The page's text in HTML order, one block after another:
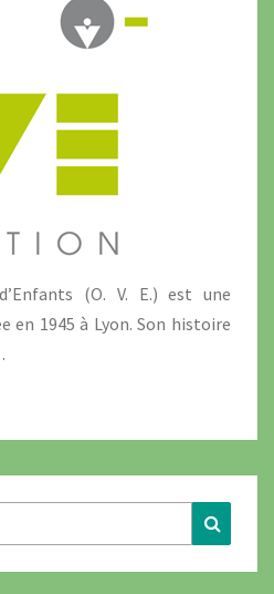
(O. V. E.) est une
en 1945 à Lyon. Son histoire